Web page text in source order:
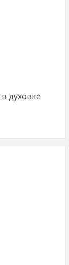
духовке